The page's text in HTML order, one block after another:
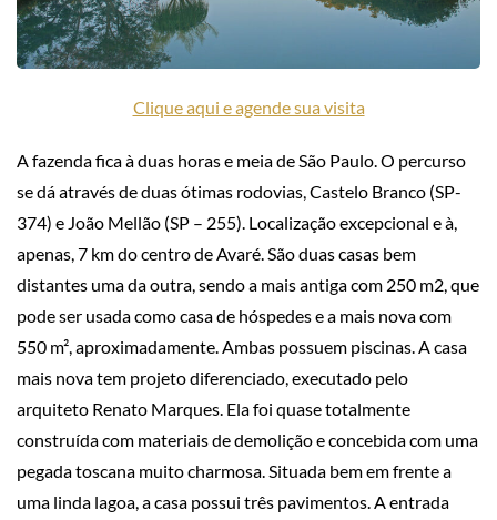
Clique aqui e agende sua visita
A fazenda fica à duas horas e meia de São Paulo. O percurso
se dá através de duas ótimas rodovias, Castelo Branco (SP-
374) e João Mellão (SP – 255). Localização excepcional e à,
apenas, 7 km do centro de Avaré. São duas casas bem
distantes uma da outra, sendo a mais antiga com 250 m2, que
pode ser usada como casa de hóspedes e a mais nova com
550 m², aproximadamente. Ambas possuem piscinas. A casa
mais nova tem projeto diferenciado, executado pelo
arquiteto Renato Marques. Ela foi quase totalmente
construída com materiais de demolição e concebida com uma
pegada toscana muito charmosa. Situada bem em frente a
uma linda lagoa, a casa possui três pavimentos. A entrada